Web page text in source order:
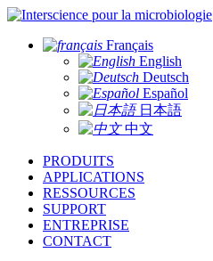
pour la microbiologie
Français
English
Deutsch
Español
日本語
中文
PRODUITS
APPLICATIONS
RESSOURCES
SUPPORT
ENTREPRISE
CONTACT